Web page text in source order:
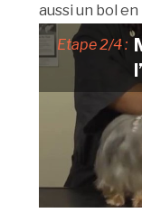
aussi un bol
Etape 2/4 :